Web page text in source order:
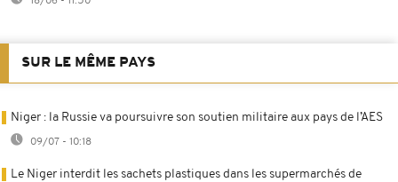
SUR LE MÊME PAYS
Niger : la Russie va poursuivre son soutien militaire aux pays de l’AES
09/07 - 10:18
Le Niger interdit les sachets plastiques dans les supermarchés de